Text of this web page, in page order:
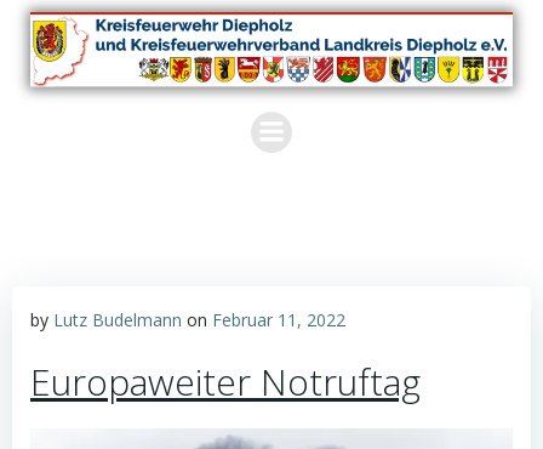
Zum
Inhalt
springen
by Lutz Budelmann on Februar 11, 2022
Europaweiter Notruftag